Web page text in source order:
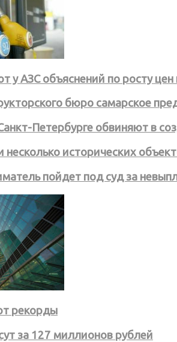
у АЗС объяснений по росту цен
бюро самарское
Петербурге обвиняют в
исторических
пойдет под суд за
рекорды
за 127 миллионов рублей